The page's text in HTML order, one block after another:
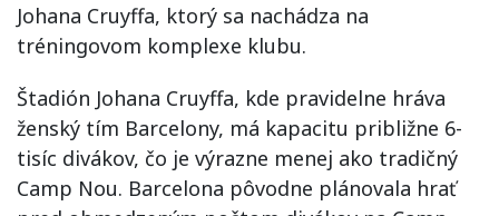
Johana Cruyffa, ktorý sa nachádza na
tréningovom komplexe klubu.
Štadión Johana Cruyffa, kde pravidelne hráva
ženský tím Barcelony, má kapacitu približne 6-
tisíc divákov, čo je výrazne menej ako tradičný
Camp Nou. Barcelona pôvodne plánovala hrať